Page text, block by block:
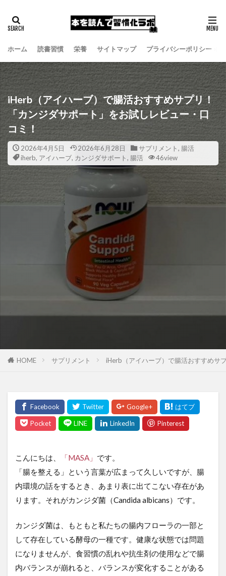
ホーム 読書習慣 栄養 サイトマップ プライバシーポリシー
iHerb（アイハーブ）で腸活おすすめサプリ！
「カンジダサポート」をお試しレビュー・口
コミ！
2026年4月5日 2026年6月28日 サプリメント, 腸活
iherb, アイハーブ, カンジダサポート, 腸活 46view
HOME サプリメント iHerb（アイハーブ）で腸活おすすめサ
こんにちは、 「MASA」 です。
「腸を整える」という言葉が広まって久しいですが、腸
内環境の話をするとき、あまり表に出てこない存在があ
ります。それがカンジダ菌（Candida albicans）です。
カンジダ菌は、もともと私たちの腸内フローラの一部と
して存在している酵母の一種です。健康な状態では問題
になりませんが、食習慣の乱れや抗生剤の使用などで腸
内バランスが崩れると、バランスが変化することがある